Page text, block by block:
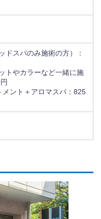
ドスパのみ施術の方）：
トやカラーなど一緒に施
メント＋アロマスパ：825